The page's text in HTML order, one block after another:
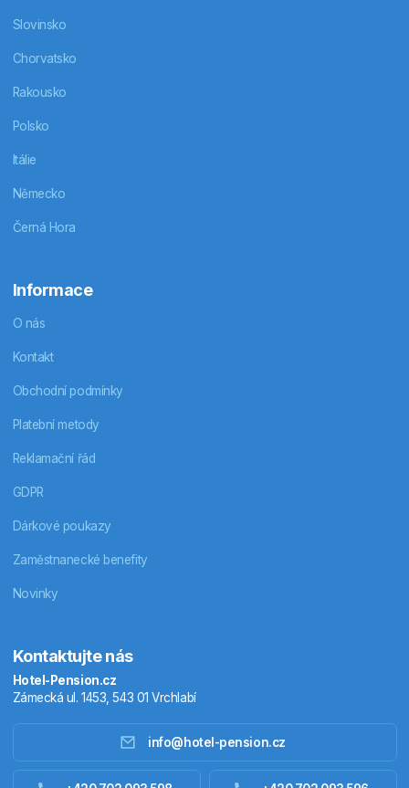
Slovinsko
Chorvatsko
Rakousko
Polsko
Itálie
Německo
Černá Hora
Informace
O nás
Kontakt
Obchodní podmínky
Platební metody
Reklamační řád
GDPR
Dárkové poukazy
Zaměstnanecké benefity
Novinky
Kontaktujte nás
Hotel-Pension.cz
Zámecká ul. 1453, 543 01 Vrchlabí
info@hotel-pension.cz